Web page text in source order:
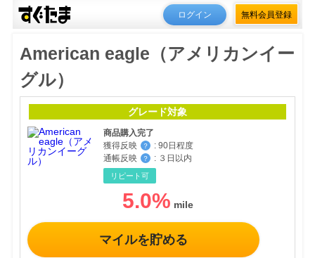
ログイン 無料会員登録
American eagle（アメリカンイー
グル）
グレード対象
商品購入完了
獲得反映
？ : 90日程度
通帳反映
？ : ３日以内
リピート可
5.0%
マイルを貯める